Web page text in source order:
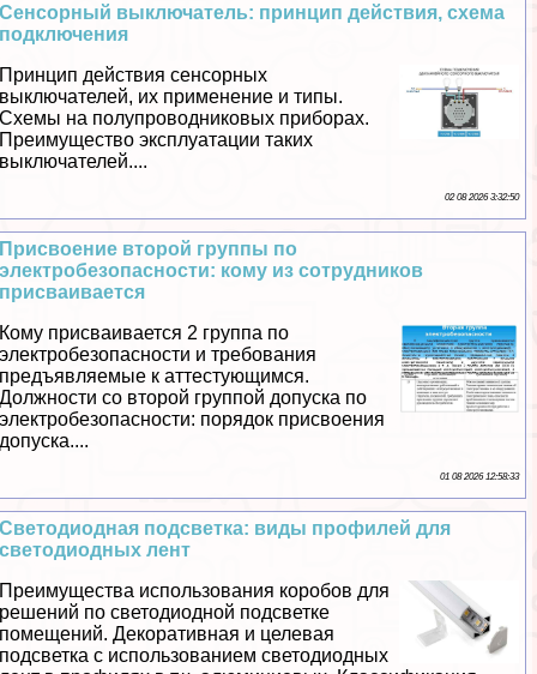
Сенсорный выключатель: принцип действия, схема
подключения
Принцип действия сенсорных
выключателей, их применение и типы.
Схемы на полупроводниковых приборах.
Преимущество эксплуатации таких
выключателей....
02 08 2026 3:32:50
Присвоение второй группы по
электробезопасности: кому из сотрудников
присваивается
Кому присваивается 2 группа по
электробезопасности и требования
предъявляемые к аттестующимся.
Должности со второй группой допуска по
электробезопасности: порядок присвоения
допуска....
01 08 2026 12:58:33
Светодиодная подсветка: виды профилей для
светодиодных лент
Преимущества использования коробов для
решений по светодиодной подсветке
помещений. Декоративная и целевая
подсветка с использованием светодиодных